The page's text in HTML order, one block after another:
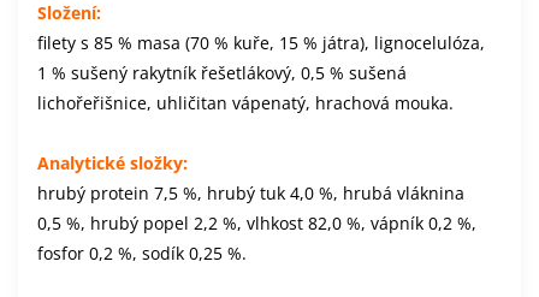
Složení:
filety s 85 % masa (70 % kuře, 15 % játra), lignocelulóza,
1 % sušený rakytník řešetlákový, 0,5 % sušená
lichořeřišnice, uhličitan vápenatý, hrachová mouka.
Analytické složky:
hrubý protein 7,5 %, hrubý tuk 4,0 %, hrubá vláknina
0,5 %, hrubý popel 2,2 %, vlhkost 82,0 %, vápník 0,2 %,
fosfor 0,2 %, sodík 0,25 %.